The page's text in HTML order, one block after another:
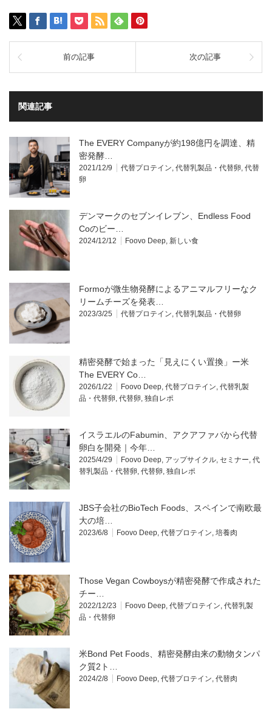
前の記事 次の記事
関連記事
The EVERY Companyが約198億円を調達、精
密発酵…
2021/12/9 代替プロテイン, 代替乳製品・代替卵, 代替
卵
デンマークのセブンイレブン、Endless Food
Coのビー…
2024/12/12 Foovo Deep, 新しい食
Formoが微生物発酵によるアニマルフリーなク
リームチーズを発表…
2023/3/25 代替プロテイン, 代替乳製品・代替卵
精密発酵で始まった「見えにくい置換」ー米
The EVERY Co…
2026/1/22 Foovo Deep, 代替プロテイン, 代替乳製
品・代替卵, 代替卵, 独自レポ
イスラエルのFabumin、アクアファバから代替
卵白を開発｜今年…
2025/4/29 Foovo Deep, アップサイクル, セミナー, 代
替乳製品・代替卵, 代替卵, 独自レポ
JBS子会社のBioTech Foods、スペインで南欧最
大の培…
2023/6/8 Foovo Deep, 代替プロテイン, 培養肉
Those Vegan Cowboysが精密発酵で作成された
チー…
2022/12/23 Foovo Deep, 代替プロテイン, 代替乳製
品・代替卵
米Bond Pet Foods、精密発酵由来の動物タンパ
ク質2ト…
2024/2/8 Foovo Deep, 代替プロテイン, 代替肉